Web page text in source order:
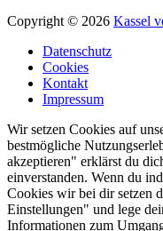
Copyright © 2026 Kassel
Datenschutz
Cookies
Kontakt
Impressum
Wir setzen Cookies auf
bestmögliche
akzeptieren" erklärst du
einverstanden. Wenn du
Cookies wir bei dir setzen
Einstellungen" und lege
Informationen zum